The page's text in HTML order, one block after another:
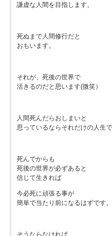
謙虚な人間を目指します。
死ぬまで人間修行だと
おもいます。
それが、死後の世界で
活きるのだと思います(微笑）
人間死んだらおしまいと
思っているならそれだけの人生で
死んでからも
死後の世界が必ずあると
信じて生きれば
今必死に頑張る事が
簡単で当たり前になるはずです。
そうならなければ、